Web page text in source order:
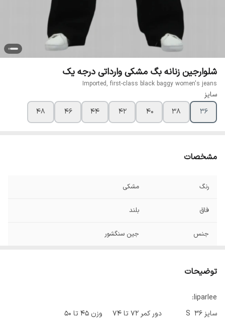
شلوارجین زنانه بگ مشکی وارداتی درجه یک
Imported, first-class black baggy women's jeans
سایز
36
38
40
42
44
46
48
مشخصات
رنگ مشکی
فاق بلند
جنس جین سنگشور
توضیحات
liparlee:
سایز 36 S دور کمر 72 تا 74 وزن 45 تا 50